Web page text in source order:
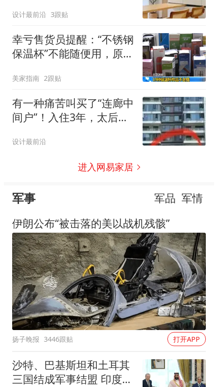
设计最前沿 3跟贴
幸亏售货员提醒：“不锈钢
保温杯”不能随便用，原来
美家指南 2跟贴
有一种痛苦叫买了“连廊中
间户”！入住3年，太后悔
设计最前沿
进入网易家居
军事 军品 军情
伊朗公布“被击落的美以战机残骸”
扬子晚报 3446跟贴 打开APP
沙特、巴基斯坦和土耳其
三国结成军事结盟 印度紧